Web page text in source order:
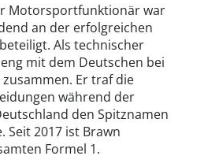
Motorsportfunktionär war
an der erfolgreichen
Als technischer
mit dem Deutschen bei
Er traf die
während der
den Spitznamen
2017 ist Brawn
Formel 1.